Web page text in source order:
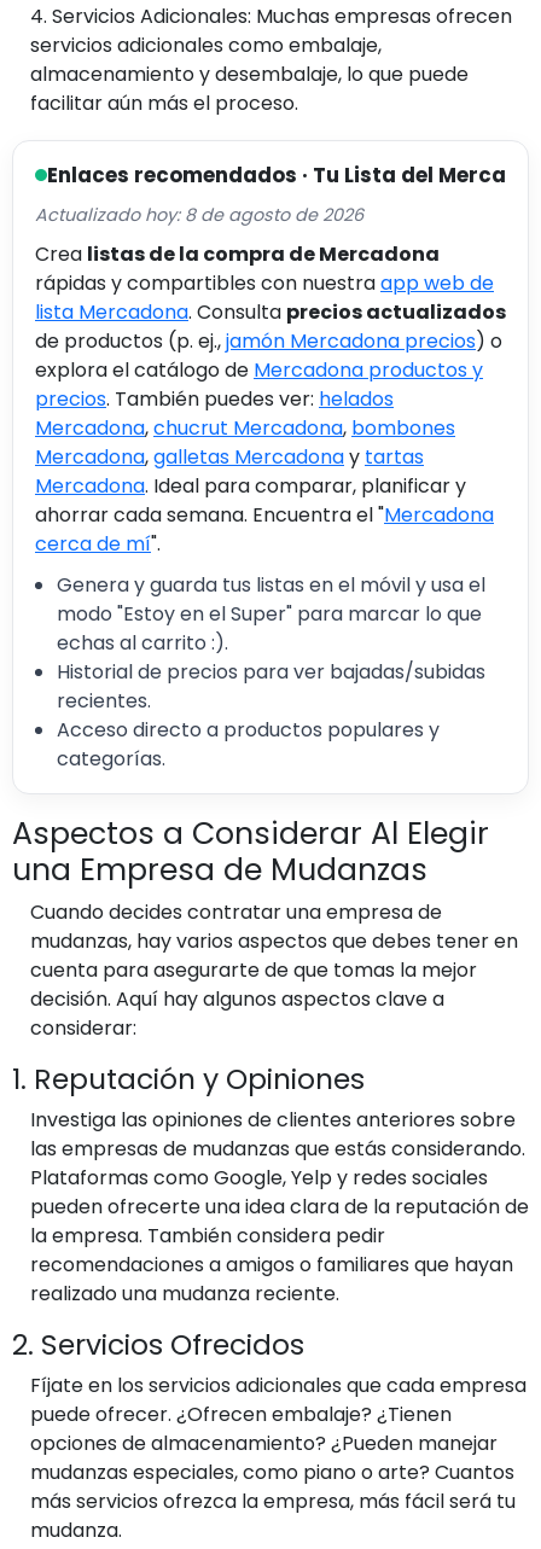
4. Servicios Adicionales: Muchas empresas ofrecen
servicios adicionales como embalaje,
almacenamiento y desembalaje, lo que puede
facilitar aún más el proceso.
Enlaces recomendados · Tu Lista del Merca
Actualizado hoy: 8 de agosto de 2026
Crea listas de la compra de Mercadona
rápidas y compartibles con nuestraapp web de
lista Mercadona. Consulta precios actualizados
de productos (p. ej.,jamón Mercadona precios) o
explora el catálogo de Mercadona productos y
precios. También puedes ver: helados
Mercadona,chucrut Mercadona, bombones
Mercadona,galletas Mercadonay tartas
Mercadona. Ideal para comparar, planificar y
ahorrar cada semana. Encuentra el "Mercadona
cerca de mí".
Genera y guarda tus listas en el móvil y usa el
modo "Estoy en el Super" para marcar lo que
echas al carrito :).
Historial de precios para ver bajadas/subidas
recientes.
Acceso directo a productos populares y
categorías.
Aspectos a Considerar Al Elegir
una Empresa de Mudanzas
Cuando decides contratar una empresa de
mudanzas, hay varios aspectos que debes tener en
cuenta para asegurarte de que tomas la mejor
decisión. Aquí hay algunos aspectos clave a
considerar:
1. Reputación y Opiniones
Investiga las opiniones de clientes anteriores sobre
las empresas de mudanzas que estás considerando.
Plataformas como Google, Yelp y redes sociales
pueden ofrecerte una idea clara de la reputación de
la empresa. También considera pedir
recomendaciones a amigos o familiares que hayan
realizado una mudanza reciente.
2. Servicios Ofrecidos
Fíjate en los servicios adicionales que cada empresa
puede ofrecer. ¿Ofrecen embalaje? ¿Tienen
opciones de almacenamiento? ¿Pueden manejar
mudanzas especiales, como piano o arte? Cuantos
más servicios ofrezca la empresa, más fácil será tu
mudanza.